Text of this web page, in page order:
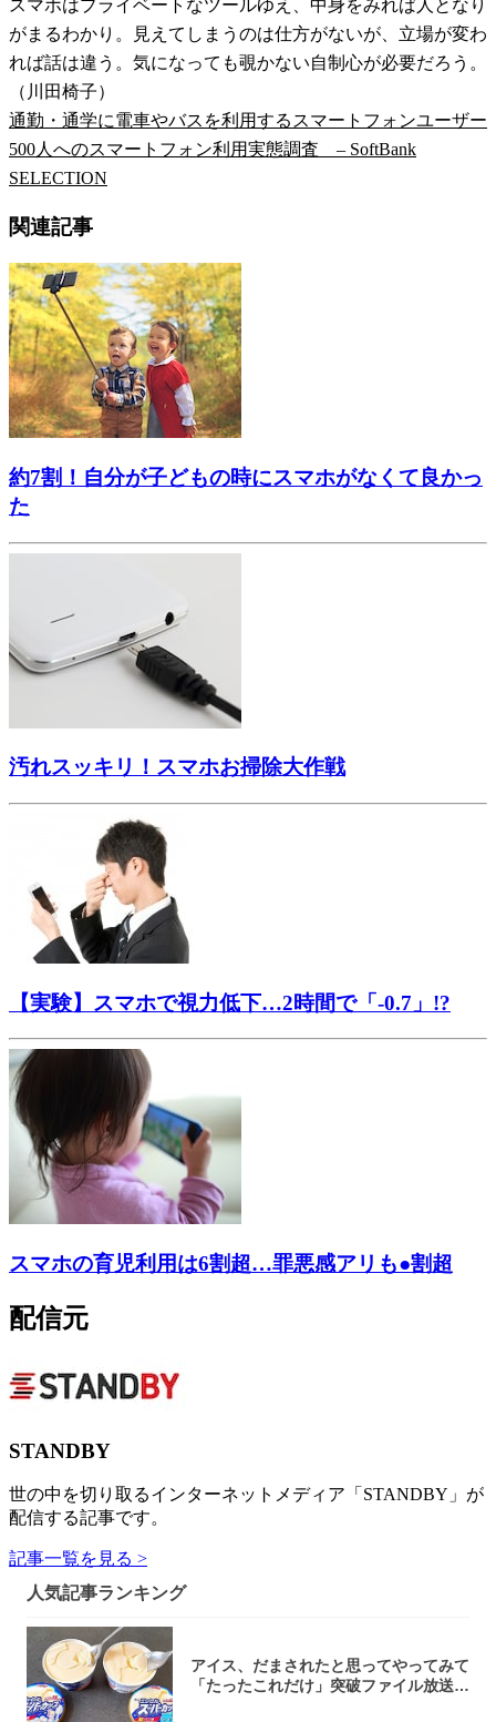
スマホはプライベートなツールゆえ、中身をみれば人となり
がまるわかり。見えてしまうのは仕方がないが、立場が変わ
れば話は違う。気になっても覗かない自制心が必要だろう。
（川田椅子）
通勤・通学に電車やバスを利用するスマートフォンユーザー
500人へのスマートフォン利用実態調査 – SoftBank
SELECTION
関連記事
約7割！自分が子どもの時にスマホがなくて良かっ
た
汚れスッキリ！スマホお掃除大作戦
【実験】スマホで視力低下…2時間で「-0.7」!?
スマホの育児利用は6割超…罪悪感アリも●割超
配信元
STANDBY
世の中を切り取るインターネットメディア「STANDBY」が
配信する記事です。
記事一覧を見る >
人気記事ランキング
アイス、だまされたと思ってやってみて
「たったこれだけ」突破ファイル放送で